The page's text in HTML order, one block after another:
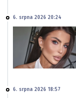
6. srpna 2026 20:24
6. srpna 2026 18:57